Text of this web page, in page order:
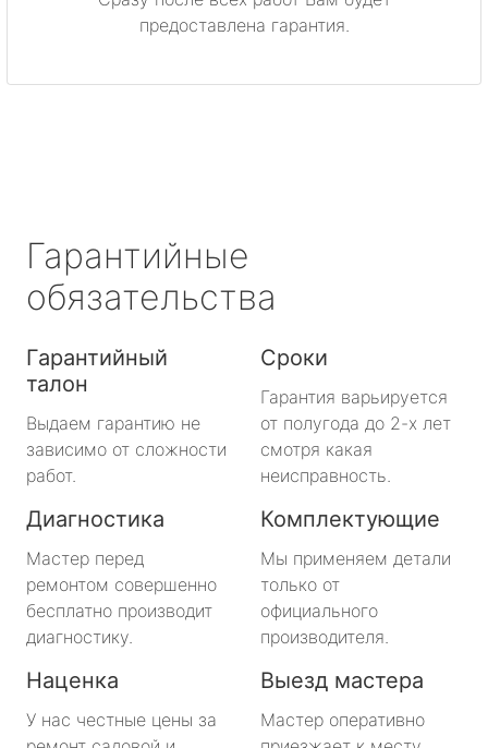
предоставлена гарантия.
Гарантийные
обязательства
Гарантийный
талон
Выдаем гарантию не
зависимо от сложности
работ.
Сроки
Гарантия варьируется
от полугода до 2-х лет
смотря какая
неисправность.
Диагностика
Мастер перед
ремонтом совершенно
бесплатно производит
диагностику.
Комплектующие
Мы применяем детали
только от
официального
производителя.
Наценка
У нас честные цены за
Выезд мастера
Мастер оперативно